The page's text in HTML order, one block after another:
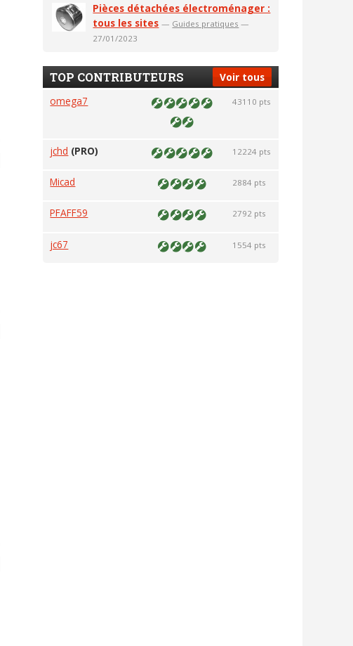
Pièces détachées électroménager :
tous les sites — Guides pratiques —
27/01/2023
Voir tous
TOP CONTRIBUTEURS
omega7 43110 pts
jchd (PRO) 12224 pts
Micad 2884 pts
PFAFF59 2792 pts
jc67 1554 pts